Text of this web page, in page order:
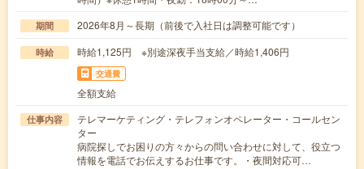
期間 2026年8月～長期（前後で入社日は調整可能です）
時給 時給1,125円 ※別途深夜手当支給／時給1,406円
交通費
全額支給
仕事内容
テレマーケティング・テレフォンオペレーター・コールセン
ター
病院探しでお困りの方々からの問い合わせに対して、役立つ
情報を電話でお伝えするお仕事です。・夜間対応可…